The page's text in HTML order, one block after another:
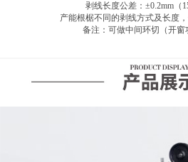
剥线长度公差：±0.2mm（
产能根椐不同的剥线方式及长度，
备注：可做中间环切（开窗